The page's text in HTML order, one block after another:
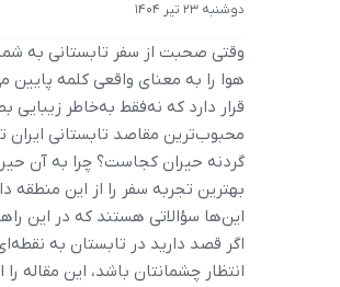
دوشنبه 23 تیر 1404
وقتی صحبت از سفر تابستانی به
هوا را به معنای واقعی کلمه پایین
قرار دارد که نه‌فقط به‌خاطر
محبوب‌ترین مقاصد تابستانی
گردنه حیران کجاست؟ چرا به آن
بهترین تجربه سفر را از این منطقه
این‌ها سؤالاتی هستند که در این
اگر قصد دارید در تابستان به
انتظار چشمانتان باشد، این